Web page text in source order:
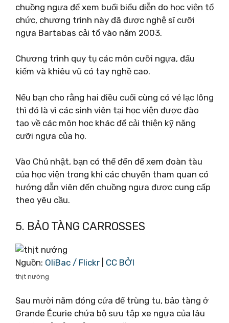
chuồng ngựa để xem buổi biểu diễn do học viện tổ
chức, chương trình này đã được nghệ sĩ cưỡi
ngựa Bartabas cải tổ vào năm 2003.
Chương trình quy tụ các môn cưỡi ngựa, đấu
kiếm và khiêu vũ có tay nghề cao.
Nếu bạn cho rằng hai điều cuối cùng có vẻ lạc lõng
thì đó là vì các sinh viên tại học viện được đào
tạo về các môn học khác để cải thiện kỹ năng
cưỡi ngựa của họ.
Vào Chủ nhật, bạn có thể đến để xem đoàn tàu
của học viện trong khi các chuyến tham quan có
hướng dẫn viên đến chuồng ngựa được cung cấp
theo yêu cầu.
5. BẢO TÀNG CARROSSES
Nguồn: OliBac / Flickr CC BỞI
thịt nướng
Sau mười năm đóng cửa để trùng tu, bảo tàng ở
Grande Écurie chứa bộ sưu tập xe ngựa của lâu